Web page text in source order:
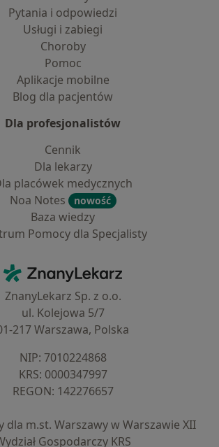
Pytania i odpowiedzi
Usługi i zabiegi
Choroby
Pomoc
Aplikacje mobilne
Blog dla pacjentów
Dla profesjonalistów
Cennik
Dla lekarzy
placówek medycznych
Noa Notes
nowość
Baza wiedzy
Pomocy dla Specjalisty
ZnanyLekarz - Strona główna
ZnanyLekarz Sp. z o.o.
ul. Kolejowa 5/7
217 Warszawa, Polska
NIP: ⁠7010224868
KRS: ⁠0000347997
REGON: ⁠142276657
dla m.st. Warszawy w Warszawie XII
Gospodarczy KRS